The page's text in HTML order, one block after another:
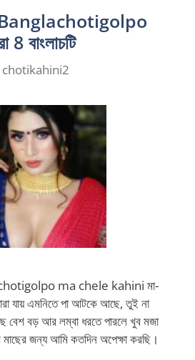
8 বাংলাচটি
chotikahini2
ma chele kahini মা-
যায় এমনিতে পা আটকে আছে, তুই না
বড় আর লম্বা ধরতে পারলে খুব মজা
জন্য আমি কতদিন অপেক্ষা করছি।